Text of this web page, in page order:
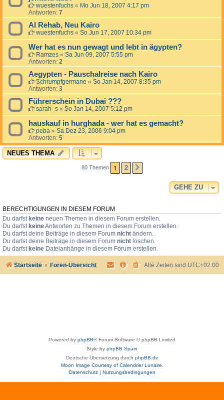
wuestenfuchs « Mo Jun 18, 2007 4:17 pm
Antworten: 7
Al Rehab, Neu Kairo
wuestenfuchs « So Jun 17, 2007 10:34 pm
Wer hat es nun gewagt und lebt in ägypten?
Ramzes « Sa Jun 09, 2007 5:55 pm
Antworten: 2
Aegypten - Pauschalreise nach Kairo
Schrumpfgermane « So Jan 14, 2007 8:35 pm
Antworten: 3
Führerschein in Dubai ???
sarah_s « So Jan 14, 2007 5:12 pm
hauskauf in hurghada - wer hat es gemacht?
peba « Sa Dez 23, 2006 9:04 pm
Antworten: 5
NEUES THEMA
80 Themen 1 2
GEHE ZU
BERECHTIGUNGEN IN DIESEM FORUM
Du darfst keine neuen Themen in diesem Forum erstellen.
Du darfst keineAntworten zu Themen in diesem Forum erstellen.
Du darfst deine Beiträge in diesem Forum nicht ändern.
Du darfst deine Beiträge in diesem Forum nicht löschen.
Du darfst keine Dateianhänge in diesem Forum erstellen.
Startseite Foren-Übersicht Alle Zeiten sind UTC+02:00
Powered by phpBB® Forum Software © phpBB Limited
Style by phpBB Spain
Deutsche Übersetzung durch phpBB.de
Moon Image Courtesy of Calendrier Lunaire.
Datenschutz| Nutzungsbedingungen